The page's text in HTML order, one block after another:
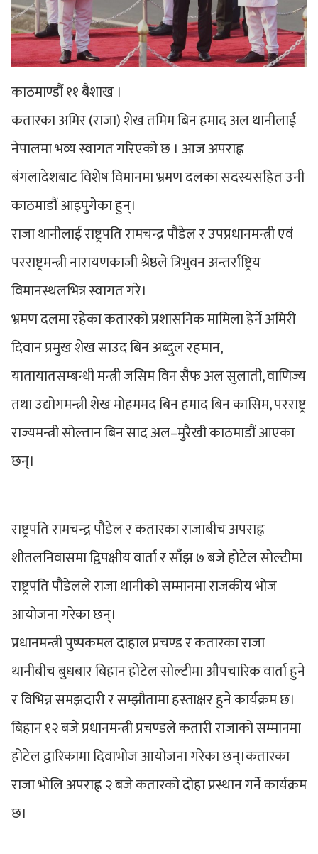
काठमाण्डौं ११ बैशाख ।
कतारका अमिर (राजा) शेख तमिम बिन हमाद अल थानीलाई
नेपालमा भव्य स्वागत गरिएको छ । आज अपराह्न
बंगलादेशबाट विशेष विमानमा भ्रमण दलका सदस्यसहित उनी
काठमाडौं आइपुगेका हुन्।
राजा थानीलाई राष्ट्रपति रामचन्द्र पौडेल र उपप्रधानमन्त्री एवं
परराष्ट्रमन्त्री नारायणकाजी श्रेष्ठले त्रिभुवन अन्तर्राष्ट्रिय
विमानस्थलभित्र स्वागत गरे।
भ्रमण दलमा रहेका कतारको प्रशासनिक मामिला हेर्ने अमिरी
दिवान प्रमुख शेख साउद बिन अब्दुल रहमान,
यातायातसम्बन्धी मन्त्री जसिम विन सैफ अल सुलाती, वाणिज्य
तथा उद्योगमन्त्री शेख मोहममद बिन हमाद बिन कासिम, परराष्ट्र
राज्यमन्त्री सोल्तान बिन साद अल–मुरैखी काठमाडौं आएका
छन्।
राष्ट्रपति रामचन्द्र पौडेल र कतारका राजाबीच अपराह्न
शीतलनिवासमा द्विपक्षीय वार्ता र साँझ ७ बजे होटेल सोल्टीमा
राष्ट्रपति पौडेलले राजा थानीको सम्मानमा राजकीय भोज
आयोजना गरेका छन्।
प्रधानमन्त्री पुष्पकमल दाहाल प्रचण्ड र कतारका राजा
थानीबीच बुधबार बिहान होटेल सोल्टीमा औपचारिक वार्ता हुने
र विभिन्न समझदारी र सम्झौतामा हस्ताक्षर हुने कार्यक्रम छ।
बिहान १२ बजे प्रधानमन्त्री प्रचण्डले कतारी राजाको सम्मानमा
होटेल द्वारिकामा दिवाभोज आयोजना गरेका छन्।कतारका
राजा भोलि अपराह्न २ बजे कतारको दोहा प्रस्थान गर्ने कार्यक्रम
छ।